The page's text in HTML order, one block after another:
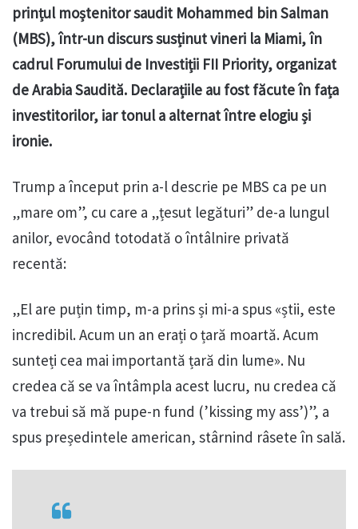
prințul moștenitor saudit Mohammed bin Salman
(MBS), într-un discurs susținut vineri la Miami, în
cadrul Forumului de Investiții FII Priority, organizat
de Arabia Saudită. Declarațiile au fost făcute în fața
investitorilor, iar tonul a alternat între elogiu și
ironie.
Trump a început prin a-l descrie pe MBS ca pe un
„mare om”, cu care a „țesut legături” de-a lungul
anilor, evocând totodată o întâlnire privată
recentă:
„El are puțin timp, m-a prins și mi-a spus «știi, este
incredibil. Acum un an erați o țară moartă. Acum
sunteți cea mai importantă țară din lume». Nu
credea că se va întâmpla acest lucru, nu credea că
va trebui să mă pupe-n fund (’kissing my ass’)”, a
spus președintele american, stârnind râsete în sală.